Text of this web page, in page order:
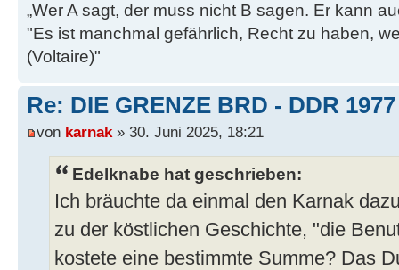
„Wer A sagt, der muss nicht B sagen. Er kann
"Es ist manchmal gefährlich, Recht zu haben,
(Voltaire)"
Re: DIE GRENZE BRD - DDR
von karnak » 30. Juni 2025, 18:21
Edelknabe hat geschrieben:
Ich bräuchte da einmal den Karnak
zu der köstlichen Geschichte, "die
kostete eine bestimmte Summe? Das